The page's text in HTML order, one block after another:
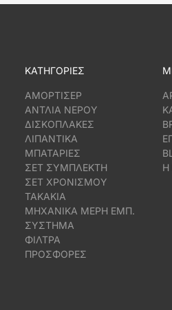
ΚΑΤΗΓΟΡΙΕΣ
ΑΜΟΡΤΙΣΕΡ
ΑΝΤΛΙΑ ΝΕΡΟΥ
ΔΙΣΚΟΠΛΑΚΕΣ
ΛΙΠΑΝΤΙΚΑ
ΜΠΑΤΑΡΙΕΣ
ΣΕΤ ΣΥΜΠΛΕΚΤΗ
ΣΕΤ ΧΡΟΝΙΣΜΟΥ
ΤΑΚΑΚΙΑ
ΜΗΧΑΝΙΚΑ ΜΕΡΗ ΕΜΠ.
ΣΥΣΤΗΜΑ
ΦΙΛΤΡΑ
ΠΡΟΣΦΟΡΕΣ
Η